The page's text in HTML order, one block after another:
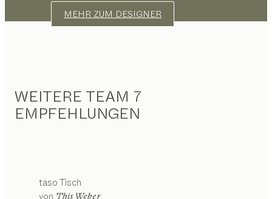
MEHR ZUM DESIGNER
WEITERE TEAM 7
EMPFEHLUNGEN
tasoTisch
von This Weber